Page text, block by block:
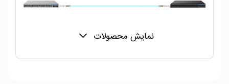
نمایش محصولات